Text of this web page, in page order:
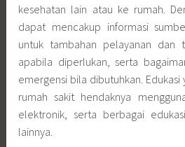
kesehatan lain atau ke rumah.
dapat mencakup informasi
untuk tambahan pelayanan dan
apabila diperlukan, serta
emergensi bila dibutuhkan.
rumah sakit hendaknya
elektronik, serta berbagai
lainnya.